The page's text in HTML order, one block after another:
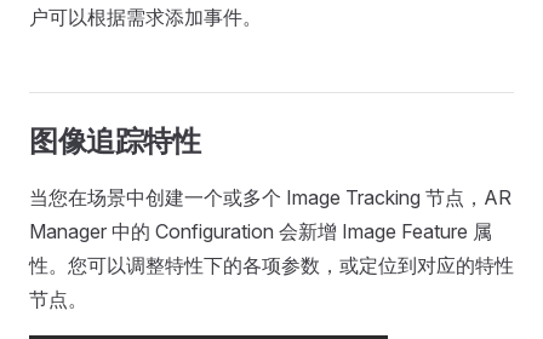
户可以根据需求添加事件。
图像追踪特性
当您在场景中创建一个或多个 Image Tracking 节点，AR
Manager 中的 Configuration 会新增 Image Feature 属
性。您可以调整特性下的各项参数，或定位到对应的特性
节点。